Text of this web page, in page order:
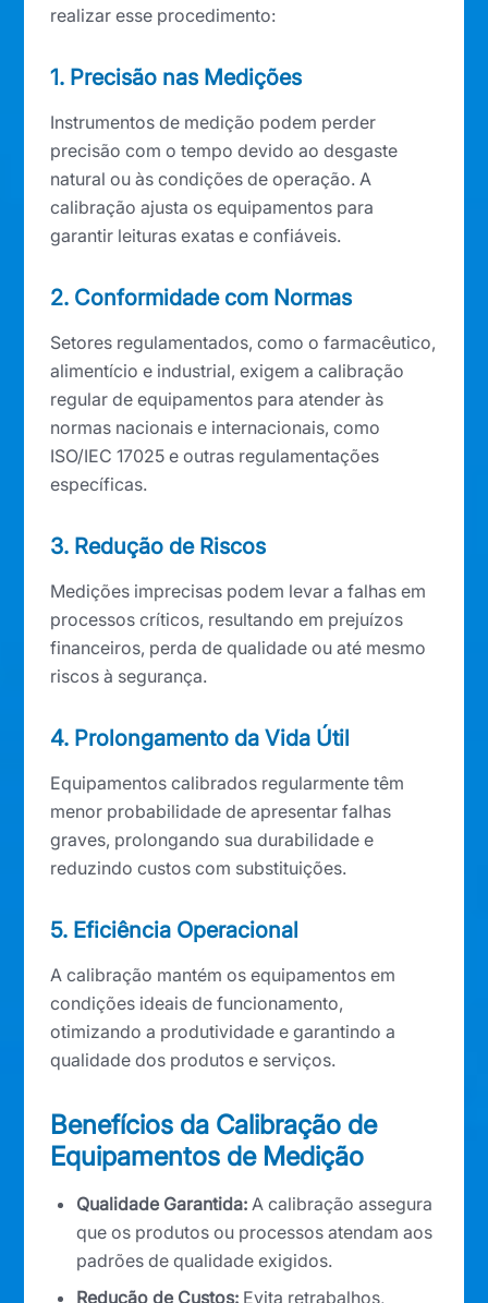
realizar esse procedimento:
1. Precisão nas Medições
Instrumentos de medição podem perder
precisão com o tempo devido ao desgaste
natural ou às condições de operação. A
calibração ajusta os equipamentos para
garantir leituras exatas e confiáveis.
2. Conformidade com Normas
Setores regulamentados, como o farmacêutico,
alimentício e industrial, exigem a calibração
regular de equipamentos para atender às
normas nacionais e internacionais, como
ISO/IEC 17025 e outras regulamentações
específicas.
3. Redução de Riscos
Medições imprecisas podem levar a falhas em
processos críticos, resultando em prejuízos
financeiros, perda de qualidade ou até mesmo
riscos à segurança.
4. Prolongamento da Vida Útil
Equipamentos calibrados regularmente têm
menor probabilidade de apresentar falhas
graves, prolongando sua durabilidade e
reduzindo custos com substituições.
5. Eficiência Operacional
A calibração mantém os equipamentos em
condições ideais de funcionamento,
otimizando a produtividade e garantindo a
qualidade dos produtos e serviços.
Benefícios da Calibração de
Equipamentos de Medição
Qualidade Garantida: A calibração assegura
que os produtos ou processos atendam aos
padrões de qualidade exigidos.
Redução de Custos: Evita retrabalhos,